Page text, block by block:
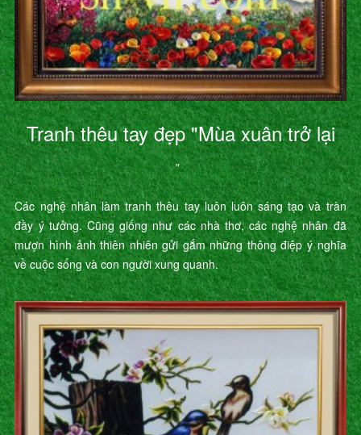
Tranh thêu tay đẹp "Mùa xuân trở lại
"
Các nghệ nhân làm tranh thêu tay luôn luôn sáng tạo và tràn
đầy ý tưởng. Cũng giống như các nhà thơ, các nghệ nhân đã
mượn hình ảnh thiên nhiên gửi gắm những thông điệp ý nghĩa
về cuộc sống và con người xung quanh.